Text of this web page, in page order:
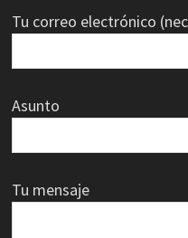
Tu correo electrónico
Asunto
Tu mensaje